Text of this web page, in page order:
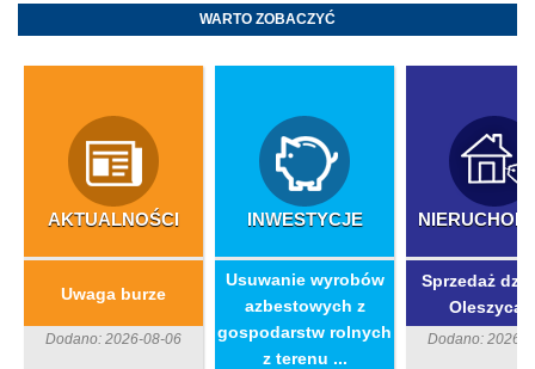
WARTO ZOBACZYĆ
AKTUALNOŚCI
Uwaga burze
Dodano: 2026-08-06
INWESTYCJE
​Usuwanie wyrobów
azbestowych z
gospodarstw rolnych
z terenu ...
Sprzedaż
Dodano: 2026-